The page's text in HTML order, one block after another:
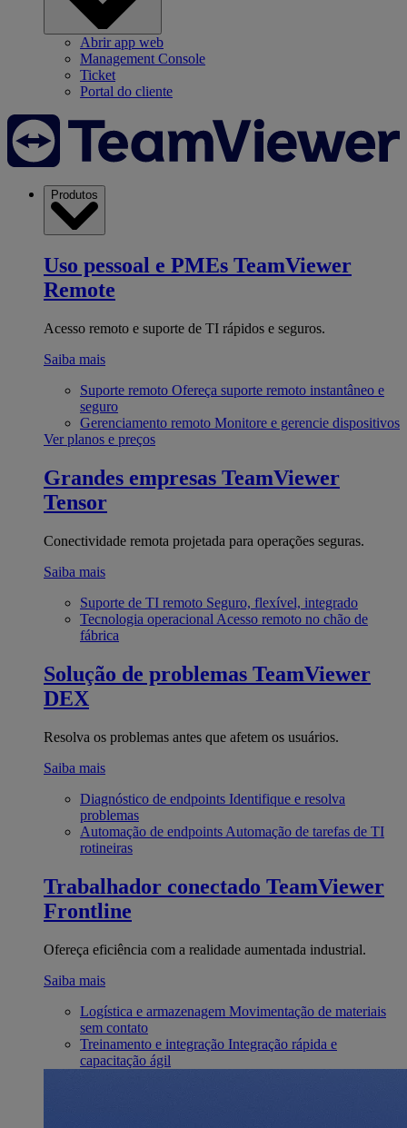
Abrir app web
Management Console
Ticket
Portal do cliente
Produtos
Uso pessoal e PMEs TeamViewer
Remote
Acesso remoto e suporte de TI rápidos e seguros.
Saiba mais
Suporte remoto Ofereça suporte remoto instantâneo e
seguro
Gerenciamento remoto Monitore e gerencie dispositivos
Ver planos e preços
Grandes empresas TeamViewer
Tensor
Conectividade remota projetada para operações seguras.
Saiba mais
Suporte de TI remoto Seguro, flexível, integrado
Tecnologia operacional Acesso remoto no chão de
fábrica
Solução de problemas TeamViewer
DEX
Resolva os problemas antes que afetem os usuários.
Saiba mais
Diagnóstico de endpoints Identifique e resolva
problemas
Automação de endpoints Automação de tarefas de TI
rotineiras
Trabalhador conectado TeamViewer
Frontline
Ofereça eficiência com a realidade aumentada industrial.
Saiba mais
Logística e armazenagem Movimentação de materiais
sem contato
Treinamento e integração Integração rápida e
capacitação ágil